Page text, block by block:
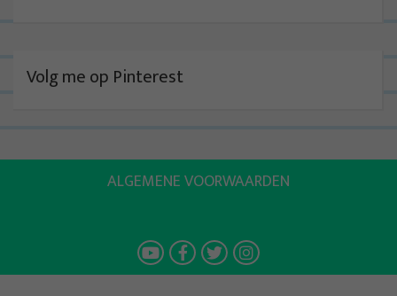
Volg me op Pinterest
ALGEMENE VOORWAARDEN